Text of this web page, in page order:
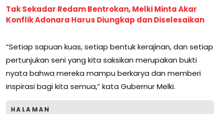
Tak Sekadar Redam Bentrokan, Melki Minta Akar
Konflik Adonara Harus Diungkap dan Diselesaikan
“Setiap sapuan kuas, setiap bentuk kerajinan, dan setiap
pertunjukan seni yang kita saksikan merupakan bukti
nyata bahwa mereka mampu berkarya dan memberi
inspirasi bagi kita semua,” kata Gubernur Melki.
HALAMAN